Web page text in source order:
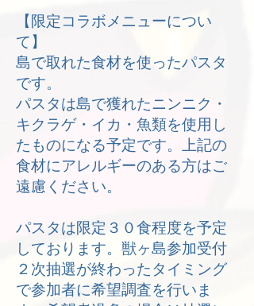
【限定コラボメニューについ
て】
島で取れた食材を使ったパスタ
です。
パスタは島で獲れたニンニク・
キクラゲ・イカ・魚類を使用し
たものになる予定です。上記の
食材にアレルギーのある方はご
遠慮ください。
パスタは限定３０食程度を予定
しております。獣ヶ島参加受付
２次抽選が終わったタイミング
で参加者に希望調査を行いま